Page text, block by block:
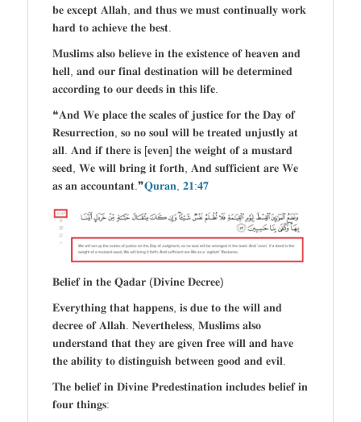
𝐛𝐞 𝐞𝐱𝐜𝐞𝐩𝐭 𝐀𝐥𝐥𝐚𝐡, 𝐚𝐧𝐝 𝐭𝐡𝐮𝐬 𝐰𝐞 𝐦𝐮𝐬𝐭 𝐜𝐨𝐧𝐭𝐢𝐧𝐮𝐚𝐥𝐥𝐲 𝐰𝐨𝐫𝐤
𝐡𝐚𝐫𝐝 𝐭𝐨 𝐚𝐜𝐡𝐢𝐞𝐯𝐞 𝐭𝐡𝐞 𝐛𝐞𝐬𝐭.
𝐌𝐮𝐬𝐥𝐢𝐦𝐬 𝐚𝐥𝐬𝐨 𝐛𝐞𝐥𝐢𝐞𝐯𝐞 𝐢𝐧 𝐭𝐡𝐞 𝐞𝐱𝐢𝐬𝐭𝐞𝐧𝐜𝐞 𝐨𝐟 𝐡𝐞𝐚𝐯𝐞𝐧 𝐚𝐧𝐝
𝐡𝐞𝐥𝐥, 𝐚𝐧𝐝 𝐨𝐮𝐫 𝐟𝐢𝐧𝐚𝐥 𝐝𝐞𝐬𝐭𝐢𝐧𝐚𝐭𝐢𝐨𝐧 𝐰𝐢𝐥𝐥 𝐛𝐞 𝐝𝐞𝐭𝐞𝐫𝐦𝐢𝐧𝐞𝐝
𝐚𝐜𝐜𝐨𝐫𝐝𝐢𝐧𝐠 𝐭𝐨 𝐨𝐮𝐫 𝐝𝐞𝐞𝐝𝐬 𝐢𝐧 𝐭𝐡𝐢𝐬 𝐥𝐢𝐟𝐞.
❝𝐀𝐧𝐝 𝐖𝐞 𝐩𝐥𝐚𝐜𝐞 𝐭𝐡𝐞 𝐬𝐜𝐚𝐥𝐞𝐬 𝐨𝐟 𝐣𝐮𝐬𝐭𝐢𝐜𝐞 𝐟𝐨𝐫 𝐭𝐡𝐞 𝐃𝐚𝐲 𝐨𝐟
𝐑𝐞𝐬𝐮𝐫𝐫𝐞𝐜𝐭𝐢𝐨𝐧, 𝐬𝐨 𝐧𝐨 𝐬𝐨𝐮𝐥 𝐰𝐢𝐥𝐥 𝐛𝐞 𝐭𝐫𝐞𝐚𝐭𝐞𝐝 𝐮𝐧𝐣𝐮𝐬𝐭𝐥𝐲 𝐚𝐭
𝐚𝐥𝐥. 𝐀𝐧𝐝 𝐢𝐟 𝐭𝐡𝐞𝐫𝐞 𝐢𝐬 [𝐞𝐯𝐞𝐧] 𝐭𝐡𝐞 𝐰𝐞𝐢𝐠𝐡𝐭 𝐨𝐟 𝐚 𝐦𝐮𝐬𝐭𝐚𝐫𝐝
𝐬𝐞𝐞𝐝, 𝐖𝐞 𝐰𝐢𝐥𝐥 𝐛𝐫𝐢𝐧𝐠 𝐢𝐭 𝐟𝐨𝐫𝐭𝐡, 𝐀𝐧𝐝 𝐬𝐮𝐟𝐟𝐢𝐜𝐢𝐞𝐧𝐭 𝐚𝐫𝐞 𝐖𝐞
𝐚𝐬 𝐚𝐧 𝐚𝐜𝐜𝐨𝐮𝐧𝐭𝐚𝐧𝐭.❞𝐐𝐮𝐫𝐚𝐧, 𝟐𝟏:𝟒𝟕
𝐁𝐞𝐥𝐢𝐞𝐟 𝐢𝐧 𝐭𝐡𝐞 𝐐𝐚𝐝𝐚𝐫 (𝐃𝐢𝐯𝐢𝐧𝐞 𝐃𝐞𝐜𝐫𝐞𝐞)
𝐄𝐯𝐞𝐫𝐲𝐭𝐡𝐢𝐧𝐠 𝐭𝐡𝐚𝐭 𝐡𝐚𝐩𝐩𝐞𝐧𝐬, 𝐢𝐬 𝐝𝐮𝐞 𝐭𝐨 𝐭𝐡𝐞 𝐰𝐢𝐥𝐥 𝐚𝐧𝐝
𝐝𝐞𝐜𝐫𝐞𝐞 𝐨𝐟 𝐀𝐥𝐥𝐚𝐡. 𝐍𝐞𝐯𝐞𝐫𝐭𝐡𝐞𝐥𝐞𝐬𝐬, 𝐌𝐮𝐬𝐥𝐢𝐦𝐬 𝐚𝐥𝐬𝐨
𝐮𝐧𝐝𝐞𝐫𝐬𝐭𝐚𝐧𝐝 𝐭𝐡𝐚𝐭 𝐭𝐡𝐞𝐲 𝐚𝐫𝐞 𝐠𝐢𝐯𝐞𝐧 𝐟𝐫𝐞𝐞 𝐰𝐢𝐥𝐥 𝐚𝐧𝐝 𝐡𝐚𝐯𝐞
𝐭𝐡𝐞 𝐚𝐛𝐢𝐥𝐢𝐭𝐲 𝐭𝐨 𝐝𝐢𝐬𝐭𝐢𝐧𝐠𝐮𝐢𝐬𝐡 𝐛𝐞𝐭𝐰𝐞𝐞𝐧 𝐠𝐨𝐨𝐝 𝐚𝐧𝐝 𝐞𝐯𝐢𝐥.
𝐓𝐡𝐞 𝐛𝐞𝐥𝐢𝐞𝐟 𝐢𝐧 𝐃𝐢𝐯𝐢𝐧𝐞 𝐏𝐫𝐞𝐝𝐞𝐬𝐭𝐢𝐧𝐚𝐭𝐢𝐨𝐧 𝐢𝐧𝐜𝐥𝐮𝐝𝐞𝐬 𝐛𝐞𝐥𝐢𝐞𝐟 𝐢𝐧
𝐟𝐨𝐮𝐫 𝐭𝐡𝐢𝐧𝐠𝐬: